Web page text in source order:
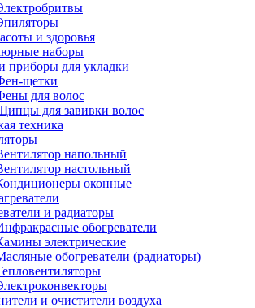
и здоровья
наборы
приборы для укладки
щетки
для волос
для завивки волос
техника
напольный
настольный
оконные
и радиаторы
обогреватели
электрические
обогреватели (радиаторы)
и очистители воздуха